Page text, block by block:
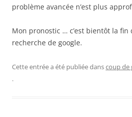
problème avancée n’est plus
Mon pronostic … c’est bientôt la fin
recherche de google.
Cette entrée a été publiée danscoup de
.